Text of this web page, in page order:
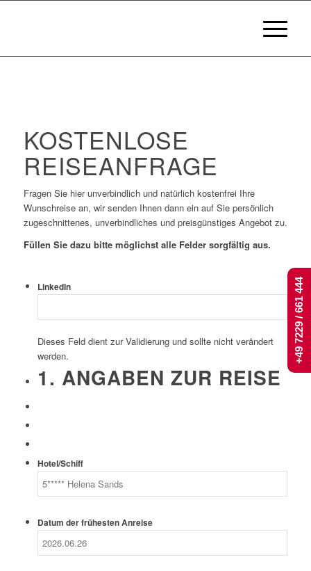
KOSTENLOSE
REISEANFRAGE
Fragen Sie hier unverbindlich und natürlich kostenfrei Ihre
Wunschreise an, wir senden Ihnen dann ein auf Sie persönlich
zugeschnittenes, unverbindliches und preisgünstiges Angebot zu.
Füllen Sie dazu bitte möglichst alle Felder sorgfältig aus.
LinkedIn
Dieses Feld dient zur Validierung und sollte nicht verändert
werden.
1. ANGABEN ZUR REISE
Hotel/Schiff
Datum der frühesten Anreise
+49 7229 / 661 444